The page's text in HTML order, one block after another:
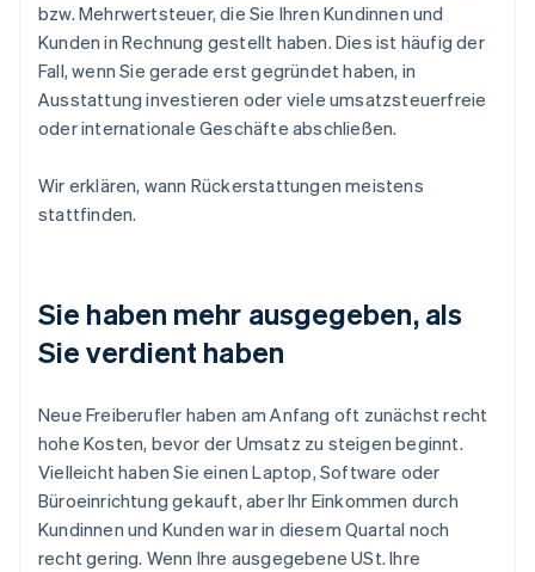
bzw. Mehrwertsteuer, die Sie Ihren Kundinnen und
Kunden in Rechnung gestellt haben. Dies ist häufig der
Fall, wenn Sie gerade erst gegründet haben, in
Ausstattung investieren oder viele umsatzsteuerfreie
oder internationale Geschäfte abschließen.
Wir erklären, wann Rückerstattungen meistens
stattfinden.
Sie haben mehr ausgegeben, als
Sie verdient haben
Neue Freiberufler haben am Anfang oft zunächst recht
hohe Kosten, bevor der Umsatz zu steigen beginnt.
Vielleicht haben Sie einen Laptop, Software oder
Büroeinrichtung gekauft, aber Ihr Einkommen durch
Kundinnen und Kunden war in diesem Quartal noch
recht gering. Wenn Ihre ausgegebene USt. Ihre